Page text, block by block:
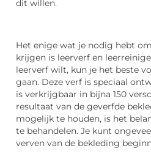
dit willen.
Het enige wat je nodig hebt
krijgen is leerverf en
leerverf wilt, kun je het beste
gaan. Deze verf is speciaal
is verkrijgbaar in bijna 150
resultaat van de geverfde
mogelijk te houden, is het
te behandelen. Je kunt
verven van de bekleding